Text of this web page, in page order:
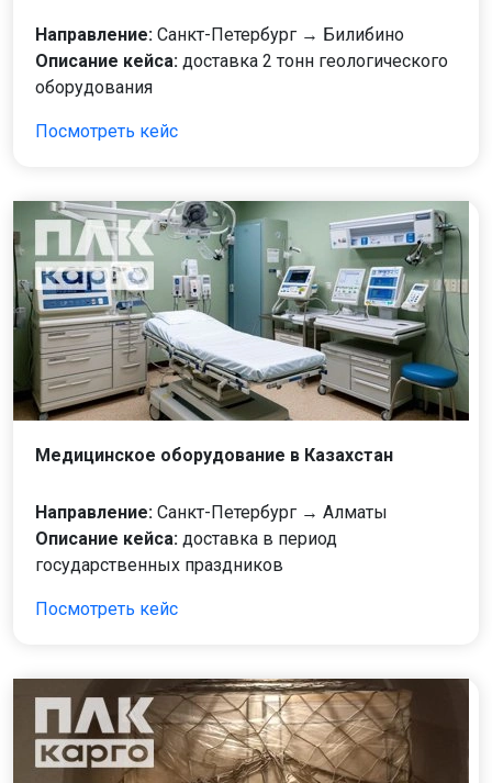
Направление: Санкт-Петербург → Билибино
Описание кейса: доставка 2 тонн геологического
оборудования
Посмотреть кейс
Медицинское оборудование в Казахстан
Направление: Санкт-Петербург → Алматы
Описание кейса: доставка в период
государственных праздников
Посмотреть кейс